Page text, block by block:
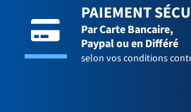
PAIEMENT
Par Carte Bancaire,
Paypal ou en Différé
selon vos conditions